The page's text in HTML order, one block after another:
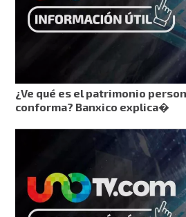
¿Ve qué es el patrimonio
conforma? Banxico explica�